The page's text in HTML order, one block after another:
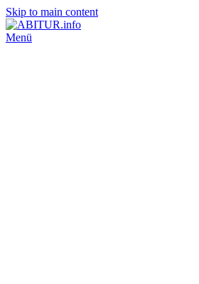
Skip to main content
Menü